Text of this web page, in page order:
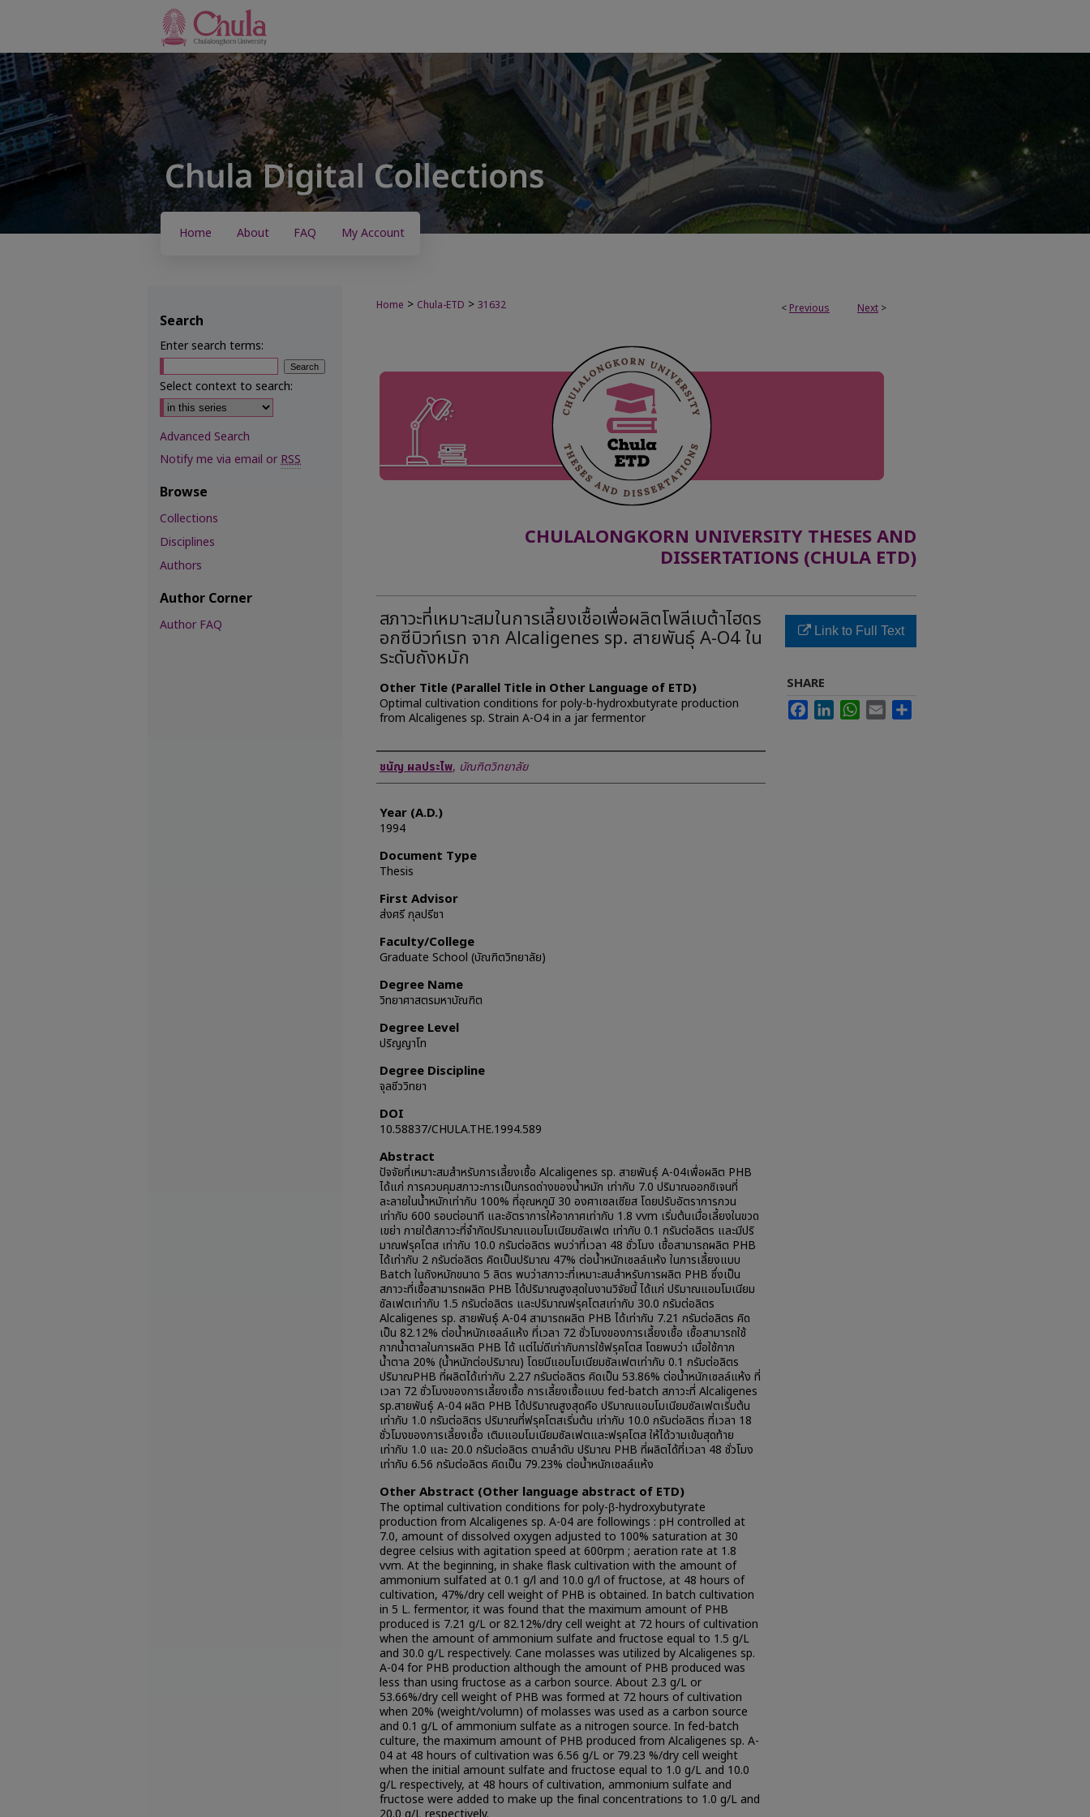
Home About FAQ My Account
< Previous Next >
Home > Chula-ETD > 31632
CHULALONGKORN UNIVERSITY THESES AND
DISSERTATIONS (CHULA ETD)
สภาวะที่เหมาะสมในการเลี้ยงเชื้อเพื่อผลิตโพลีเบต้าไฮดร
อกซีบิวท์เรท จาก Alcaligenes sp. สายพันธุ์ A-O4 ใน
ระดับถังหมัก
Other Title (Parallel Title in Other Language of ETD)
Optimal cultivation conditions for poly-b-hydroxbutyrate production
from Alcaligenes sp. Strain A-O4 in a jar fermentor
Author
ชนัญ ผลประไพ, บัณฑิตวิทยาลัย
Year (A.D.)
1994
Document Type
Thesis
First Advisor
ส่งศรี กุลปรีชา
Faculty/College
Graduate School (บัณฑิตวิทยาลัย)
Degree Name
วิทยาศาสตรมหาบัณฑิต
Degree Level
ปริญญาโท
Degree Discipline
จุลชีววิทยา
DOI
10.58837/CHULA.THE.1994.589
Abstract
ปัจจัยที่เหมาะสมสำหรับการเลี้ยงเชื้อ Alcaligenes sp. สายพันธุ์ A-04เพื่อผลิต PHB
ได้แก่ การควบคุมสภาวะการเป็นกรดด่างของน้ำหมัก เท่ากับ 7.0 ปริมาณออกซิเจนที่
ละลายในน้ำหมักเท่ากับ 100% ที่อุณหภูมิ 30 องศาเซลเซียส โดยปรับอัตราการกวน
เท่ากับ 600 รอบต่อนาที และอัตราการให้อากาศเท่ากับ 1.8 vvm เริ่มต้นเมื่อเลี้ยงในขวด
เขย่า ภายใต้สภาวะที่จำกัดปริมาณแอมโมเนียมซัลเฟต เท่ากับ 0.1 กรัมต่อลิตร และมีปริ
มาณฟรุคโตส เท่ากับ 10.0 กรัมต่อลิตร พบว่าที่เวลา 48 ชั่วโมง เชื้อสามารถผลิต PHB
ได้เท่ากับ 2 กรัมต่อลิตร คิดเป็นปริมาณ 47% ต่อน้ำหนักเซลล์แห้ง ในการเลี้ยงแบบ
Batch ในถังหมักขนาด 5 ลิตร พบว่าสภาวะที่เหมาะสมสำหรับการผลิต PHB ซึ่งเป็น
สภาวะที่เชื้อสามารถผลิต PHB ได้ปริมาณสูงสุดในงานวิจัยนี้ ได้แก่ ปริมาณแอมโมเนียม
ซัลเฟตเท่ากับ 1.5 กรัมต่อลิตร และปริมาณฟรุคโตสเท่ากับ 30.0 กรัมต่อลิตร
Alcaligenes sp. สายพันธุ์ A-04 สามารถผลิต PHB ได้เท่ากับ 7.21 กรัมต่อลิตร คิด
เป็น 82.12% ต่อน้ำหนักเซลล์แห้ง ที่เวลา 72 ชั่วโมงของการเลี้ยงเชื้อ เชื้อสามารถใช้
กากน้ำตาลในการผลิต PHB ได้ แต่ไม่ดีเท่ากับการใช้ฟรุคโตส โดยพบว่า เมื่อใช้กาก
น้ำตาล 20% (น้ำหนักต่อปริมาณ) โดยมีแอมโมเนียมซัลเฟตเท่ากับ 0.1 กรัมต่อลิตร
ปริมาณPHB ที่ผลิตได้เท่ากับ 2.27 กรัมต่อลิตร คิดเป็น 53.86% ต่อน้ำหนักเซลล์แห้ง ที่
เวลา 72 ชั่วโมงของการเลี้ยงเชื้อ การเลี้ยงเชื้อแบบ fed-batch สภาวะที่ Alcaligenes
sp.สายพันธุ์ A-04 ผลิต PHB ได้ปริมาณสูงสุดคือ ปริมาณแอมโมเนียมซัลเฟตเริ่มต้น
เท่ากับ 1.0 กรัมต่อลิตร ปริมาณที่ฟรุคโตสเริ่มต้น เท่ากับ 10.0 กรัมต่อลิตร ที่เวลา 18
ชั่วโมงของการเลี้ยงเชื้อ เติมแอมโมเนียมซัลเฟตและฟรุคโตส ให้ได้วามเข้มสุดท้าย
เท่ากับ 1.0 และ 20.0 กรัมต่อลิตร ตามลำดับ ปริมาณ PHB ที่ผลิตได้ที่เวลา 48 ชั่วโมง
เท่ากับ 6.56 กรัมต่อลิตร คิดเป็น 79.23% ต่อน้ำหนักเซลล์แห้ง
Other Abstract (Other language abstract of ETD)
The optimal cultivation conditions for poly-β-hydroxybutyrate
production from Alcaligenes sp. A-04 are followings : pH controlled at
7.0, amount of dissolved oxygen adjusted to 100% saturation at 30
degree celsius with agitation speed at 600rpm ; aeration rate at 1.8
vvm. At the beginning, in shake flask cultivation with the amount of
ammonium sulfated at 0.1 g/l and 10.0 g/l of fructose, at 48 hours of
cultivation, 47%/dry cell weight of PHB is obtained. In batch cultivation
in 5 L. fermentor, it was found that the maximum amount of PHB
produced is 7.21 g/L or 82.12%/dry cell weight at 72 hours of cultivation
when the amount of ammonium sulfate and fructose equal to 1.5 g/L
and 30.0 g/L respectively. Cane molasses was utilized by Alcaligenes sp.
A-04 for PHB production although the amount of PHB produced was
less than using fructose as a carbon source. About 2.3 g/L or
53.66%/dry cell weight of PHB was formed at 72 hours of cultivation
when 20% (weight/volumn) of molasses was used as a carbon source
and 0.1 g/L of ammonium sulfate as a nitrogen source. In fed-batch
culture, the maximum amount of PHB produced from Alcaligenes sp. A-
04 at 48 hours of cultivation was 6.56 g/L or 79.23 %/dry cell weight
when the initial amount sulfate and fructose equal to 1.0 g/L and 10.0
g/L respectively, at 48 hours of cultivation, ammonium sulfate and
fructose were added to make up the final concentrations to 1.0 g/L and
Link to Full Text
SHARE
FacebookLinkedInWhatsApp
Email
Search
Enter search terms:
Select context to search:
Advanced Search
Notify me via email orRSS
Browse
Collections
Disciplines
Authors
Author Corner
Author FAQ